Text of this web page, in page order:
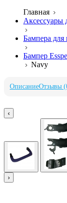
Главная
Аксессуары
Бампера для
Бампер
Navy
ОписаниеОтзывы
‹
›